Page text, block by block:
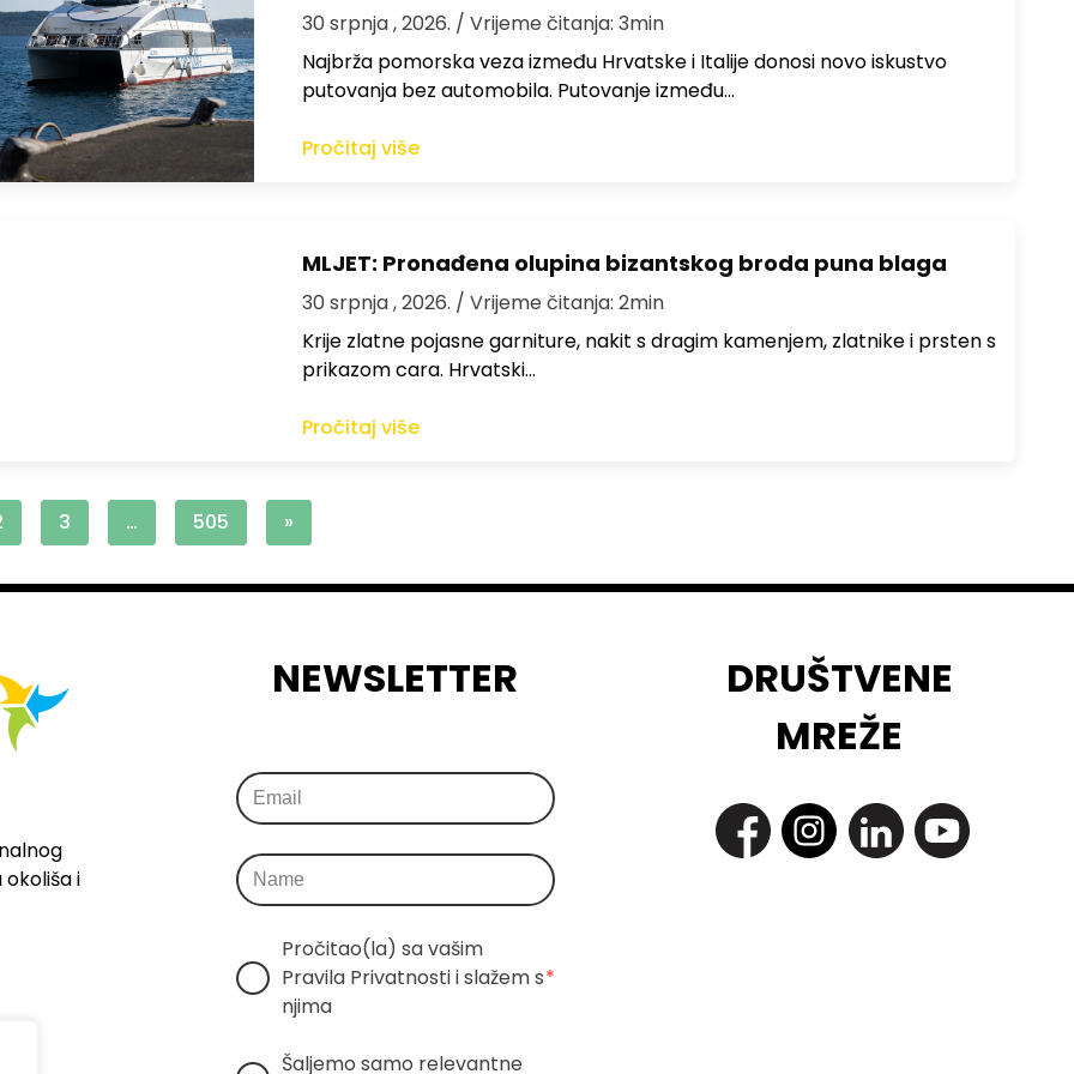
30 srpnja , 2026. / Vrijeme čitanja: 3min
Najbrža pomorska veza između Hrvatske i Italije donosi novo iskustvo
putovanja bez automobila. Putovanje između…
Pročitaj više
MLJET: Pronađena olupina bizantskog broda puna blaga
30 srpnja , 2026. / Vrijeme čitanja: 2min
Krije zlatne pojasne garniture, nakit s dragim kamenjem, zlatnike i prsten s
prikazom cara. Hrvatski…
Pročitaj više
3 … 505 »
i
NEWSLETTER
Pročitao(la) sa vašim
Pravila Privatnosti i slažem s
njima
*
Šaljemo samo relevantne
DRUŠTVENE
MREŽE